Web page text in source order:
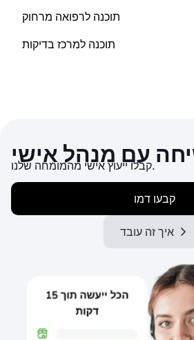
תוכנה לרפואה מרחוק
תוכנה למרכז בדיקות
עם מנהל אישיקבלו ייעוץ אישי מהמומחה שלנו.
קבעו דמו
איך זה עובד